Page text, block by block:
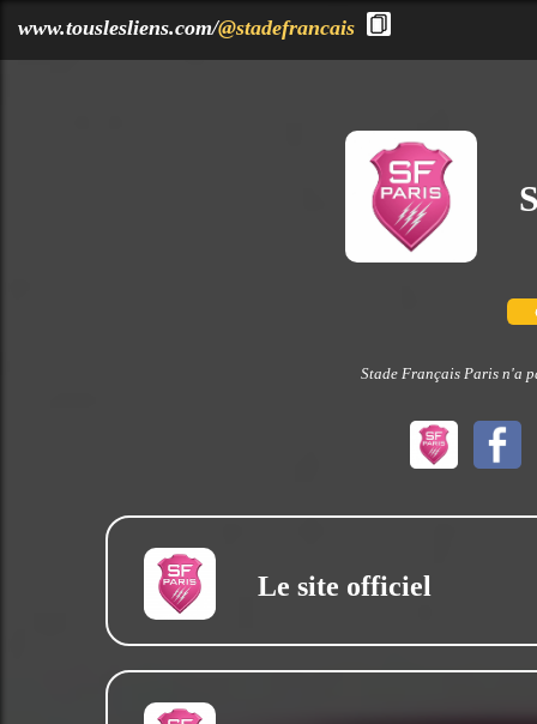
www.touslesliens.com/@stadefrancais
Stade Français Paris n'a
Le site officiel